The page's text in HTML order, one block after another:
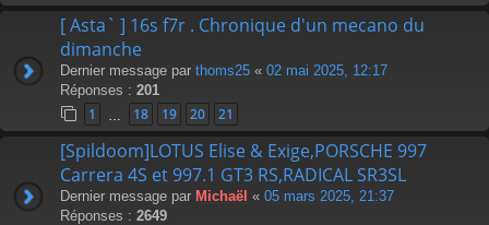
[ Asta` ] 16s f7r . Chronique d'un mecano du
dimanche
Dernier message par thoms25 « 02 mai 2025, 12:17
Réponses : 201
1 18 19 20 21
[Spildoom]LOTUS Elise & Exige,PORSCHE 997
Carrera 4S et 997.1 GT3 RS,RADICAL SR3SL
Dernier message par Michaël « 05 mars 2025, 21:37
Réponses : 2649